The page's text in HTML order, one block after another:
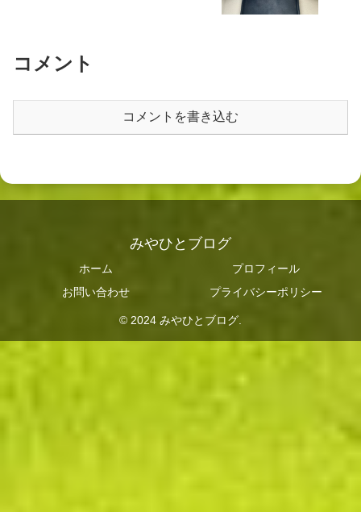
コメント
コメントを書き込む
みやひとブログ
ホーム
プロフィール
お問い合わせ
プライバシーポリシー
© 2024 みやひとブログ.